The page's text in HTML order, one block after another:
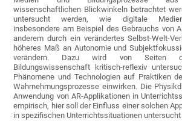
wissenschaftlichen Blickwinkeln betrachtet
untersucht werden, wie digitale Medien
insbesondere am Beispiel des Gebrauchs von
anderem durch ein verändertes Selbst-Welt-
höheres Maß an Autonomie und
verändern. Dazu wird von Seiten
Bildungswissenschaft kritisch-reflexiv
Phänomene und Technologien auf Praktiken
Wahrnehmungsprozesse einwirken. Die
Anwendung von AR-Applikationen in
empirisch, hier soll der Einfluss einer solchen
in spezifischen Unterrichtssituationen